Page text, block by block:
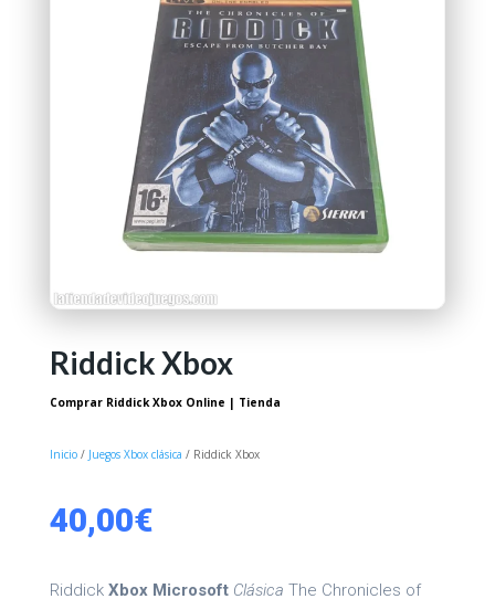
Riddick Xbox
Comprar Riddick Xbox Online | Tienda
Inicio/ Juegos Xbox clásica / Riddick Xbox
40,00€
Riddick Xbox Microsoft Clásica The Chronicles of